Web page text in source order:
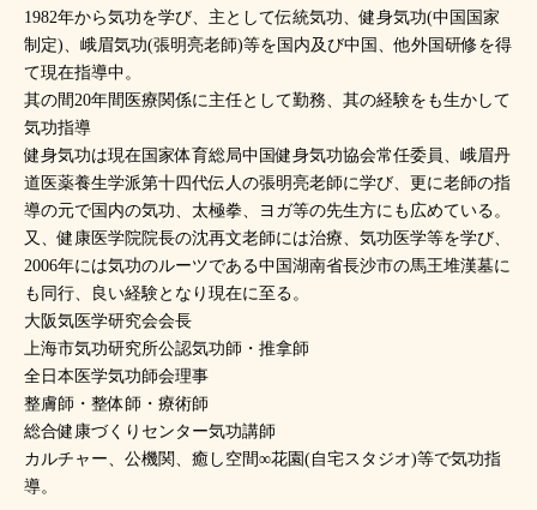
1982年から気功を学び、主として伝統気功、健身気功(中国国家
制定)、峨眉気功(張明亮老師)等を国内及び中国、他外国研修を得
て現在指導中。
其の間20年間医療関係に主任として勤務、其の経験をも生かして
気功指導
健身気功は現在国家体育総局中国健身気功協会常任委員、峨眉丹
道医薬養生学派第十四代伝人の張明亮老師に学び、更に老師の指
導の元で国内の気功、太極拳、ヨガ等の先生方にも広めている。
又、健康医学院院長の沈再文老師には治療、気功医学等を学び、
2006年には気功のルーツである中国湖南省長沙市の馬王堆漢墓に
も同行、良い経験となり現在に至る。
大阪気医学研究会会長
上海市気功研究所公認気功師・推拿師
全日本医学気功師会理事
整膚師・整体師・療術師
総合健康づくりセンター気功講師
カルチャー、公機関、癒し空間∞花園(自宅スタジオ)等で気功指
導。